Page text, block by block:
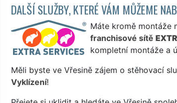
DALŠÍ SLUŽBY, KTERÉ VÁM MŮŽEME
Máte kromě montáže
franchisové sítě
kompletní montáže a
Měli byste ve Vřesině zájem o stěhovací
Vyklízení!